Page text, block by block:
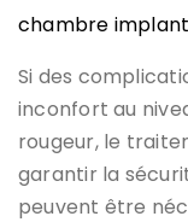
chambre
Si des
inconfort au
rougeur, le
garantir la
peuvent être